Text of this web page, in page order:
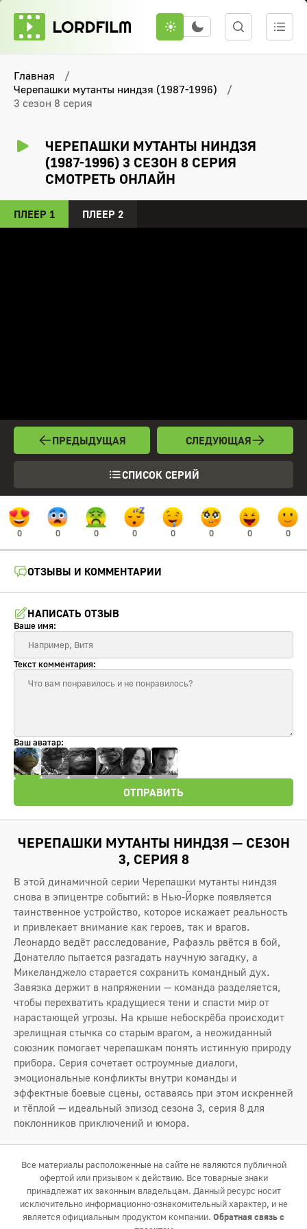
Главная
Черепашки мутанты ниндзя (1987-1996)
3 сезон 8 серия
ЧЕРЕПАШКИ МУТАНТЫ НИНДЗЯ
(1987-1996) 3 СЕЗОН 8 СЕРИЯ
СМОТРЕТЬ ОНЛАЙН
ПЛЕЕР 1 ПЛЕЕР 2
ПРЕДЫДУЩАЯ
СПИСОК СЕРИЙ
СЛЕДУЮЩАЯ
0 0 0 0 0 0 0 0
ОТЗЫВЫ И КОММЕНТАРИИ
НАПИСАТЬ ОТЗЫВ
Ваше имя:
Текст комментария:
Ваш аватар:
ОТПРАВИТЬ
ЧЕРЕПАШКИ МУТАНТЫ НИНДЗЯ — СЕЗОН
3, СЕРИЯ 8
В этой динамичной серии Черепашки мутанты ниндзя
снова в эпицентре событий: в Нью-Йорке появляется
таинственное устройство, которое искажает реальность
и привлекает внимание как героев, так и врагов.
Леонардо ведёт расследование, Рафаэль рвётся в бой,
Донателло пытается разгадать научную загадку, а
Микеланджело старается сохранить командный дух.
Завязка держит в напряжении — команда разделяется,
чтобы перехватить крадущиеся тени и спасти мир от
нарастающей угрозы. На крыше небоскрёба происходит
зрелищная стычка со старым врагом, а неожиданный
союзник помогает черепашкам понять истинную природу
прибора. Серия сочетает остроумные диалоги,
эмоциональные конфликты внутри команды и
эффектные боевые сцены, оставаясь при этом искренней
и тёплой — идеальный эпизод сезона 3, серия 8 для
поклонников приключений и юмора.
Все материалы расположенные на сайте не являются публичной
офертой или призывом к действию. Все товарные знаки
принадлежат их законным владельцам. Данный ресурс носит
исключительно информационно-ознакомительный характер, и не
является официальным продуктом компании. Обратная связь с